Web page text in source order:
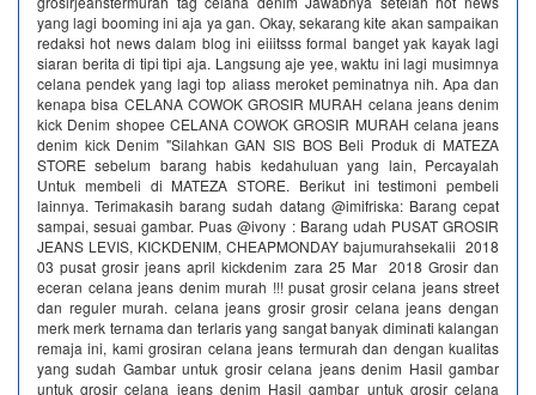
yang lagi booming ini aja ya gan. Okay, sekarang kite akan sampaikan
redaksi hot news dalam blog ini eiiitsss formal banget yak kayak lagi
siaran berita di tipi tipi aja. Langsung aje yee, waktu ini lagi musimnya
celana pendek yang lagi top aliass meroket peminatnya nih. Apa dan
kenapa bisa CELANA COWOK GROSIR MURAH celana jeans denim
kick Denim shopee CELANA COWOK GROSIR MURAH celana jeans
denim kick Denim "Silahkan GAN SIS BOS Beli Produk di MATEZA
STORE sebelum barang habis kedahuluan yang lain, Percayalah
Untuk membeli di MATEZA STORE. Berikut ini testimoni pembeli
lainnya. Terimakasih barang sudah datang @imifriska: Barang cepat
sampai, sesuai gambar. Puas @ivony : Barang udah PUSAT GROSIR
JEANS LEVIS, KICKDENIM, CHEAPMONDAY bajumurahsekalii 2018
03 pusat grosir jeans april kickdenim zara 25 Mar 2018 Grosir dan
eceran celana jeans denim murah !!! pusat grosir celana jeans street
dan reguler murah. celana jeans grosir grosir celana jeans dengan
merk merk ternama dan terlaris yang sangat banyak diminati kalangan
remaja ini, kami grosiran celana jeans termurah dan dengan kualitas
yang sudah Gambar untuk grosir celana jeans denim Hasil gambar
untuk grosir celana jeans denim Hasil gambar untuk grosir celana